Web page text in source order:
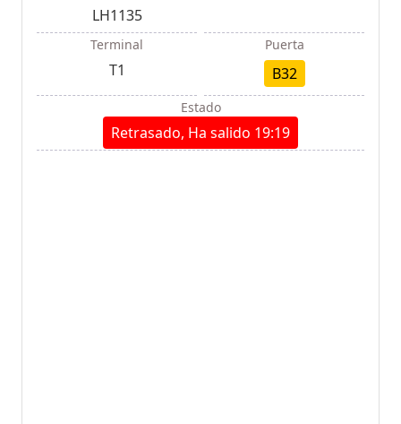
LH1135
Terminal
T1
Puerta
B32
Estado
Retrasado, Ha salido 19:19